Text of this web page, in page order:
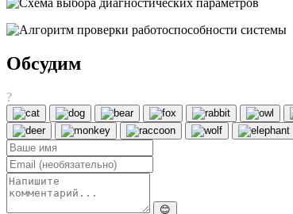
Обсудим
?
😊